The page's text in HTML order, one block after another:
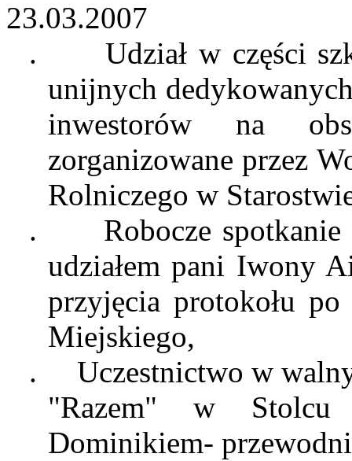
23.03.2007
.
Udział w części
unijnych
inwestorów na
zorganizowane przez
Rolniczego w
.
Robocze
udziałem pani Iwony
przyjęcia protokołu
Miejskiego,
.
Uczestnictwo w
"Razem" w
Dominikiem-